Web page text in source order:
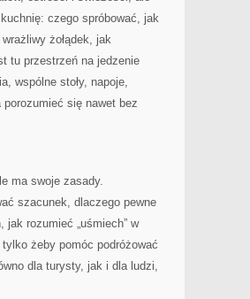
czego spróbować, jak
żołądek, jak
tu przestrzeń na jedzenie
wspólne stoły, napoje,
się nawet bez
ma swoje zasady.
szacunek, dlaczego pewne
rozumieć „uśmiech” w
żeby pomóc podróżować
dla turysty, jak i dla ludzi,